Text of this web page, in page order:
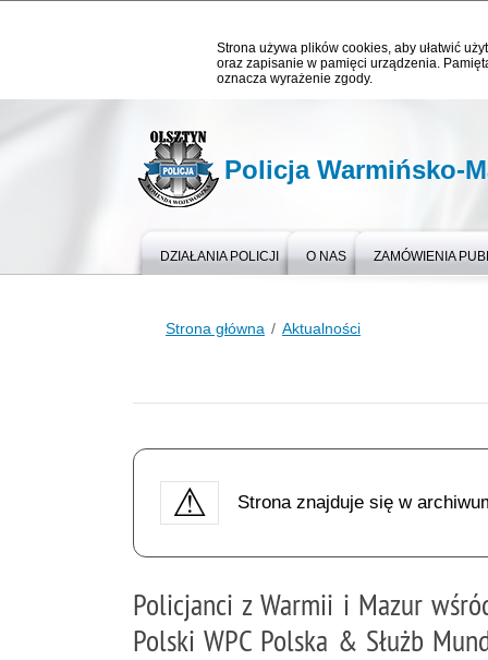
Strona używa plików cookies, aby ułatwić
oraz zapisanie w pamięci urządzenia.
oznacza wyrażenie zgody.
Policja Warmińsko-
DZIAŁANIA POLICJI O NAS ZAMÓWIENIA
Strona główna Aktualności
Strona znajduje się w
Policjanci z Warmii i Mazur
Polski WPC Polska & Służb